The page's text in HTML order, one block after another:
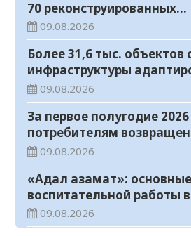
70 реконструированных
железнодорожных
09.08.2026
Более 31,6 тыс. объектов
инфраструктуры
с инвалидностью
09.08.2026
За первое полугодие
потребителям
тенге
09.08.2026
«Адал азамат»:
воспитательной работы
учебном году
09.08.2026